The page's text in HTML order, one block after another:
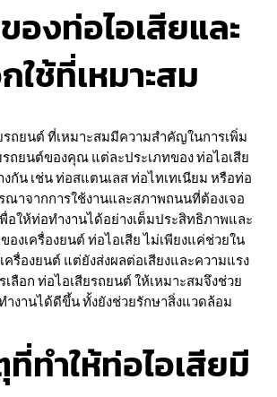
องท่อไอเสียและ
ใช้ที่เหมาะสม
รถยนต์ ที่เหมาะสมมีความสำคัญในการเพิ่ม
ถยนต์ของคุณ แต่ละประเภทของ ท่อไอเสีย
น เช่น ท่อสแตนเลส ท่อไทเทเนียม หรือท่อ
าจากการใช้งานและสภาพถนนที่ต้องเจอ
อให้ท่อทำงานได้อย่างเต็มประสิทธิภาพและ
งเครื่องยนต์ ท่อไอเสีย ไม่เพียงแค่ช่วยใน
ครื่องยนต์ แต่ยังส่งผลต่อเสียงและความแรง
เลือก ท่อไอเสียรถยนต์ ให้เหมาะสมจึงช่วย
งานได้ดีขึ้น ทั้งยังช่วยรักษาสิ่งแวดล้อม
ที่ทำให้ท่อไอเสียมี